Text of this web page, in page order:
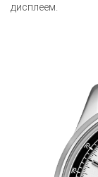
дисплеем.